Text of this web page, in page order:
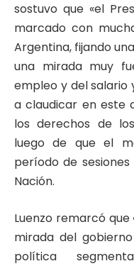
sostuvo que «el
marcado con
Argentina, fijando
una mirada muy
empleo y del salario
a claudicar en este
los derechos de
luego de que el
período de
Nación.
Luenzo remarcó
mirada del
política